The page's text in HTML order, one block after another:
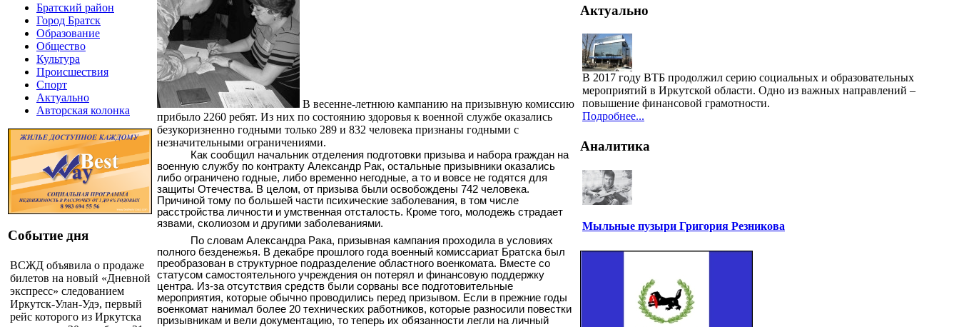
Братский район
Город Братск
Образование
Общество
Культура
Происшествия
Спорт
Актуально
Авторская колонка
Событие дня
ВСЖД объявила о продаже
билетов на новый «Дневной
экспресс» следованием
Иркутск-Улан-Удэ, первый
рейс которого из Иркутска
В весенне-летнюю кампанию на призывную комиссию
прибыло 2260 ребят. Из них по состоянию здоровья к военной службе оказались
безукоризненно годными только 289 и 832 человека признаны годными с
незначительными ограничениями.
Как сообщил начальник отделения подготовки призыва и набора граждан на
военную службу по контракту Александр Рак, остальные призывники оказались
либо ограничено годные, либо временно негодные, а то и вовсе не годятся для
защиты Отечества. В целом, от призыва были освобождены 742 человека.
Причиной тому по большей части психические заболевания, в том числе
расстройства личности и умственная отсталость. Кроме того, молодежь страдает
язвами, сколиозом и другими заболеваниями.
По словам Александра Рака, призывная кампания проходила в условиях
полного безденежья. В декабре прошлого года военный комиссариат Братска был
преобразован в структурное подразделение областного военкомата. Вместе со
статусом самостоятельного учреждения он потерял и финансовую поддержку
центра. Из-за отсутствия средств были сорваны все подготовительные
мероприятия, которые обычно проводились перед призывом. Если в прежние годы
военкомат нанимал более 20 технических работников, которые разносили повестки
призывникам и вели документацию, то теперь их обязанности легли на личный
Актуально
В 2017 году ВТБ продолжил серию социальных и образовательных
мероприятий в Иркутской области. Одно из важных направлений –
повышение финансовой грамотности.
Подробнее...
Аналитика
Мыльные пузыри Григория Резникова